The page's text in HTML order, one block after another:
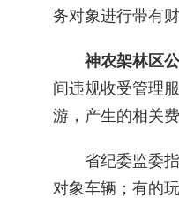
务对象进行带有
神农架林区
间违规收受管理
游，产生的相关
省纪委监委
对象车辆；有的